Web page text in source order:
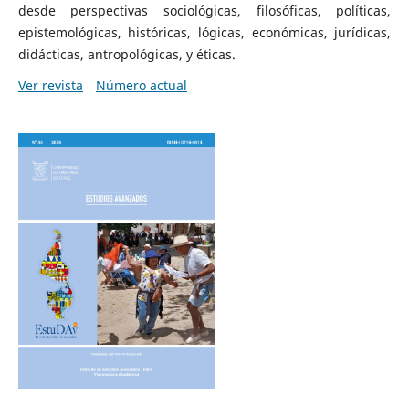
desde perspectivas sociológicas, filosóficas, políticas,
epistemológicas, históricas, lógicas, económicas, jurídicas,
didácticas, antropológicas, y éticas.
Ver revista
Número actual